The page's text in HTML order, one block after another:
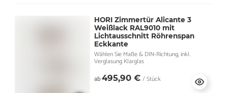
HORI Zimmertür Alicante 3
Weißlack RAL9010 mit
Lichtausschnitt Röhrenspan
Eckkante
Wählen Sie Maße & DIN-Richtung, inkl.
Verglasung Klarglas
ab495,90 € / Stück